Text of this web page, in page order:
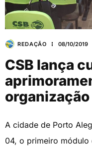
REDAÇÃO 08/10/2019
CSB lança
A cidade de Porto
04, o primeiro módulo